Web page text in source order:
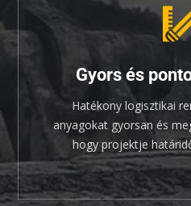
Gyors és
Hatékony logisztikai
anyagokat gyorsan és
hogy projektje